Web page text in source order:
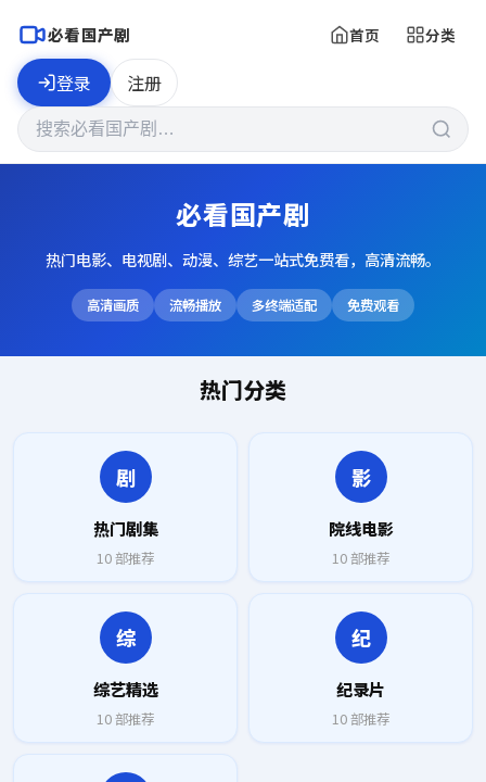
必看国产剧 首页 分类
登录 注册
必看国产剧
热门电影、电视剧、动漫、综艺一站式免费看，高清流畅。
高清画质 流畅播放 多终端适配 免费观看
热门分类
剧
热门剧集
10部推荐
影
院线电影
10部推荐
综
综艺精选
10部推荐
纪
纪录片
10部推荐